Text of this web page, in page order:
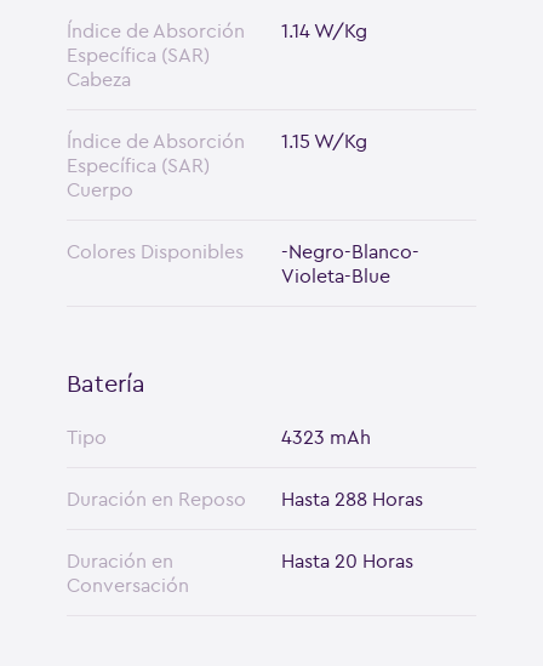
Índice de Absorción
Específica (SAR)
Cabeza
1.14 W/Kg
Índice de Absorción
Específica (SAR)
Cuerpo
1.15 W/Kg
Colores Disponibles
-Negro-Blanco-
Violeta-Blue
Batería
Tipo 4323 mAh
Duración en Reposo Hasta 288 Horas
Duración en
Conversación
Hasta 20 Horas